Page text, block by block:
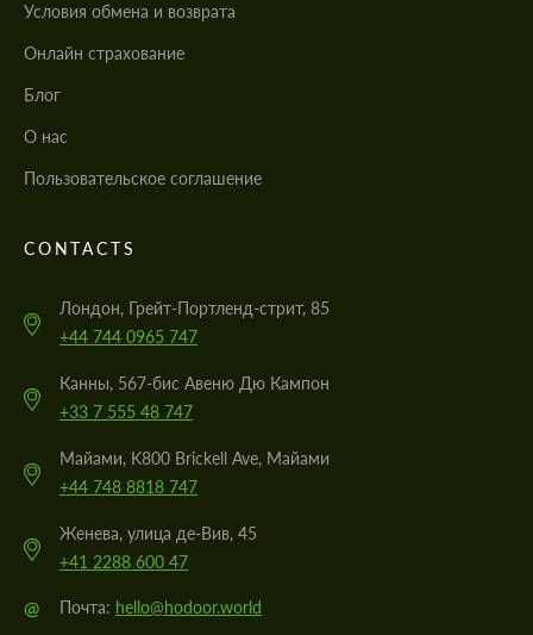
Условия обмена и возврата
Онлайн страхование
Блог
О нас
Пользовательское соглашение
CONTACTS
Лондон, Грейт-Портленд-стрит, 85
+44 744 0965 747
Канны, 567-бис Авеню Дю Кампон
+33 7 555 48 747
Майами, K800 Brickell Ave, Майами
+44 748 8818 747
Женева, улица де-Вив, 45
+41 2288 600 47
@ Почта: hello@hodoor.world